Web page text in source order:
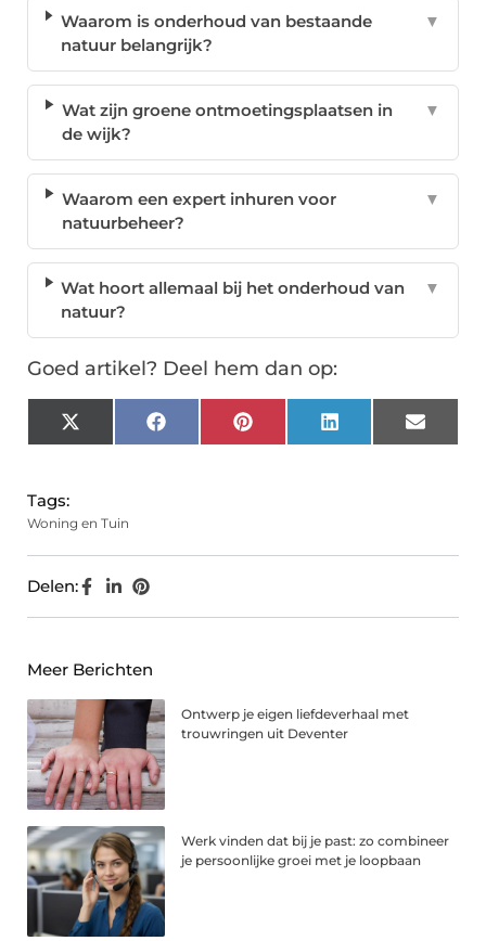
Waarom is onderhoud van bestaande
natuur belangrijk?
▼
Wat zijn groene ontmoetingsplaatsen in
de wijk?
▼
Waarom een expert inhuren voor
natuurbeheer?
▼
Wat hoort allemaal bij het onderhoud van
natuur?
▼
Goed artikel? Deel hem dan op:
X
(Twitter)
FacebookPinterest LinkedIn Email
Tags:
Woning en Tuin
Delen:
Meer Berichten
Ontwerp je eigen liefdeverhaal met
trouwringen uit Deventer
Werk vinden dat bij je past: zo combineer
je persoonlijke groei met je loopbaan